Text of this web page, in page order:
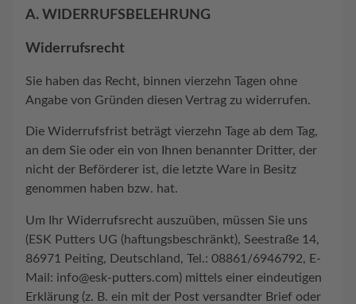
A. WIDERRUFSBELEHRUNG
Widerrufsrecht
Sie haben das Recht, binnen vierzehn Tagen ohne
Angabe von Gründen diesen Vertrag zu widerrufen.
Die Widerrufsfrist beträgt vierzehn Tage ab dem Tag,
an dem Sie oder ein von Ihnen benannter Dritter, der
nicht der Beförderer ist, die letzte Ware in Besitz
genommen haben bzw. hat.
Um Ihr Widerrufsrecht auszuüben, müssen Sie uns
(ESK Putters UG (haftungsbeschränkt), Seestraße 14,
86971 Peiting, Deutschland, Tel.: 08861/6946792, E-
Mail: info@esk-putters.com) mittels einer eindeutigen
Erklärung (z. B. ein mit der Post versandter Brief oder